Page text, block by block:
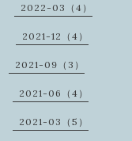
2022-03（4）
2021-12（4）
2021-09（3）
2021-06（4）
2021-03（5）